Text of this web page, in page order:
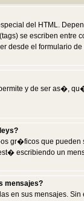
del HTML.
se escriben
desde el formulario
y de ser as�,
gr�ficos que pueden
escribiendo un
mensajes?
en sus mensajes.